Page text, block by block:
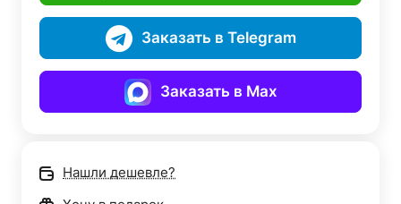
Заказать в Telegram
Заказать в Max
Нашли дешевле?